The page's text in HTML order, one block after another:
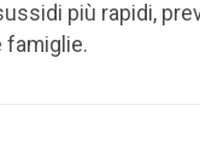
più rapidi,
famiglie.